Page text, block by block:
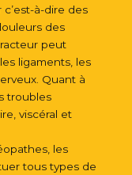
à-dire des
des
peut
ligaments, les
Quant à
troubles
viscéral et
les
tous types de